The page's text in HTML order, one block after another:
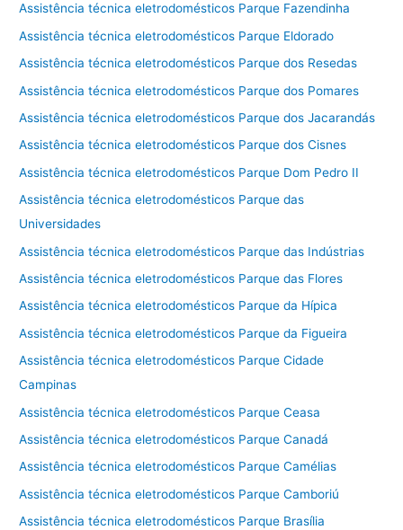
Assistência técnica eletrodomésticos Parque Fazendinha
Assistência técnica eletrodomésticos Parque Eldorado
Assistência técnica eletrodomésticos Parque dos Resedas
Assistência técnica eletrodomésticos Parque dos Pomares
Assistência técnica eletrodomésticos Parque dos Jacarandás
Assistência técnica eletrodomésticos Parque dos Cisnes
Assistência técnica eletrodomésticos Parque Dom Pedro II
Assistência técnica eletrodomésticos Parque das
Universidades
Assistência técnica eletrodomésticos Parque das Indústrias
Assistência técnica eletrodomésticos Parque das Flores
Assistência técnica eletrodomésticos Parque da Hípica
Assistência técnica eletrodomésticos Parque da Figueira
Assistência técnica eletrodomésticos Parque Cidade
Campinas
Assistência técnica eletrodomésticos Parque Ceasa
Assistência técnica eletrodomésticos Parque Canadá
Assistência técnica eletrodomésticos Parque Camélias
Assistência técnica eletrodomésticos Parque Camboriú
Assistência técnica eletrodomésticos Parque Brasília